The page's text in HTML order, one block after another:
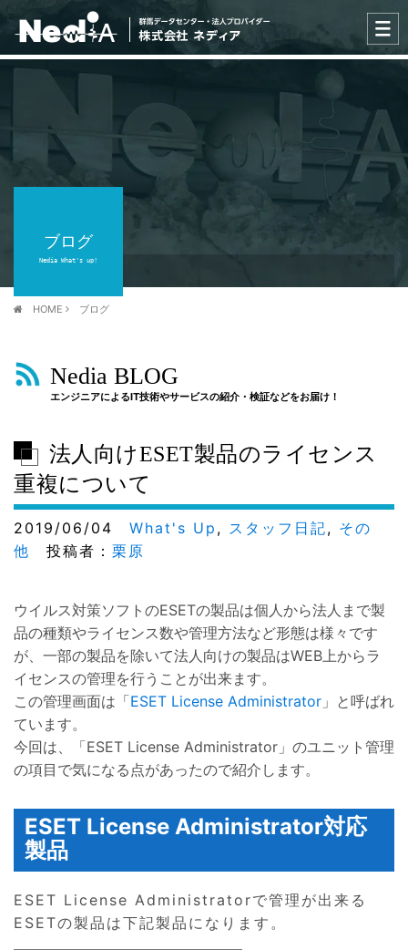
ブログ
Nedia What's up!
HOME ブログ
Nedia BLOG
エンジニアによるIT技術やサービスの紹介・検証などをお届け！
法人向けESET製品のライセンス
重複について
2019/06/04 What's Up , スタッフ日記, その
他 投稿者： 栗原
ウイルス対策ソフトのESETの製品は個人から法人まで製
品の種類やライセンス数や管理方法など形態は様々です
が、一部の製品を除いて法人向けの製品はWEB上からラ
イセンスの管理を行うことが出来ます。
この管理画面は「ESET License Administrator 」と呼ばれ
ています。
今回は、「ESET License Administrator」のユニット管理
の項目で気になる点があったので紹介します。
ESET License Administrator対応
製品
ESET License Administratorで管理が出来る
ESETの製品は下記製品になります。